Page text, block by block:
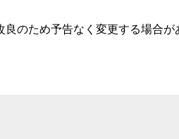
のため予告なく変更する場合が